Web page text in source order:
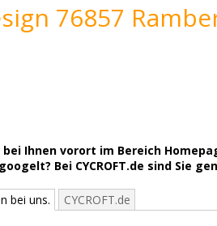
76857
bei Ihnen vorort im Bereich
Bei CYCROFT.de sind Sie
bei uns. CYCROFT.de